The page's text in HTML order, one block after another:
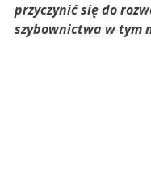
przyczynić się do
szybownictwa w tym